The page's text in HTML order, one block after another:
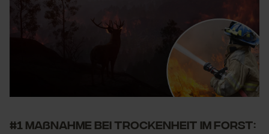
#1 Maßnahme bei Trockenheit im Forst: